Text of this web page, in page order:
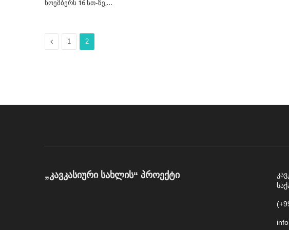
ნოემბერს 16 სთ-ზე,…
Previous
1 2
„კავკასიური სახლის“ პროექტი